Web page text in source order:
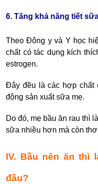
6. Tăng khả năng tiết
Theo Đông y và Y học
chất có tác dụng kích
estrogen.
Đây đều là các hợp chất
động sản xuất sữa mẹ.
Do đó, mẹ bầu ăn rau thì
sữa nhiều hơn mà còn
IV. Bầu nên ăn thì
đầu?